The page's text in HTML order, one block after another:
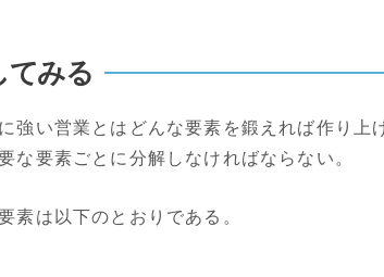
てみる
強い営業とはどんな要素を鍛えれば作り上
な要素ごとに分解しなければならない。
素は以下のとおりである。